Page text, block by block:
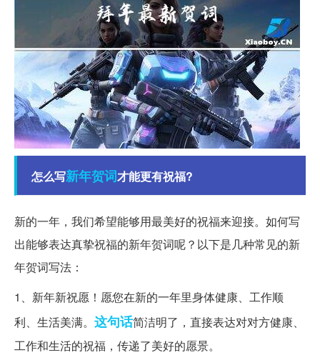
怎么写新年贺词才能更有祝福?
新的一年，我们希望能够用最美好的祝福来迎接。如何写
出能够表达真挚祝福的新年贺词呢？以下是几种常见的新
年贺词写法：
1、新年新祝愿！愿您在新的一年里身体健康、工作顺
利、生活美满。 这句话简洁明了，直接表达对对方健康、
工作和生活的祝福，传递了美好的愿景。